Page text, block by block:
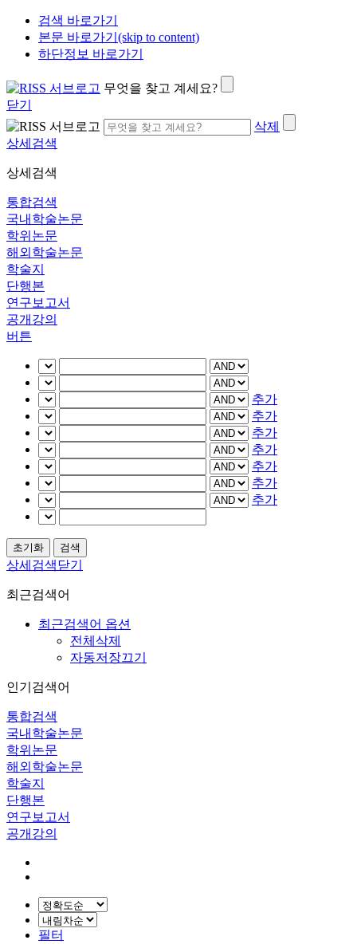
검색 바로가기
본문 바로가기(skip to content)
하단정보 바로가기
무엇을 찾고 계세요?
닫기
삭제
상세검색
상세검색
통합검색
국내학술논문
학위논문
해외학술논문
학술지
단행본
연구보고서
공개강의
버튼
추가
추가
추가
추가
추가
추가
추가
상세검색닫기
최근검색어
최근검색어 옵션
전체삭제
자동저장끄기
인기검색어
통합검색
국내학술논문
학위논문
해외학술논문
학술지
단행본
연구보고서
공개강의
필터